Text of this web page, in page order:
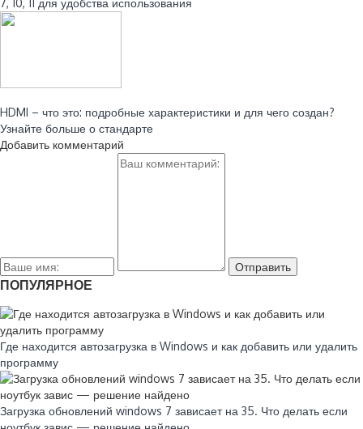
7, 10, 11 для удобства использования
HDMI – что это: подробные характеристики и для чего создан?
Узнайте больше о стандарте
Добавить комментарий
ПОПУЛЯРНОЕ
Где находится автозагрузка в Windows и как добавить или удалить
программу
Загрузка обновлений windows 7 зависает на 35. Что делать если